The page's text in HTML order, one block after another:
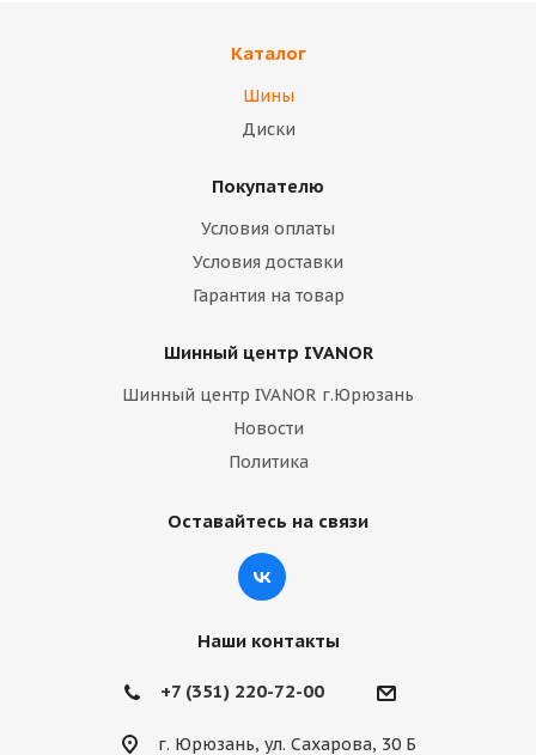
Каталог
Шины
Диски
Покупателю
Условия оплаты
Условия доставки
Гарантия на товар
Шинный центр IVANOR
Шинный центр IVANOR г.Юрюзань
Новости
Политика
Оставайтесь на связи
Наши контакты
+7 (351) 220-72-00
г. Юрюзань, ул. Сахарова, 30 Б